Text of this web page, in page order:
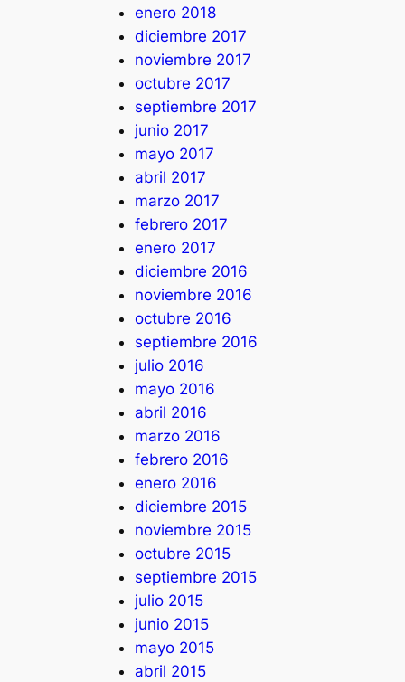
enero 2018
diciembre 2017
noviembre 2017
octubre 2017
septiembre 2017
junio 2017
mayo 2017
abril 2017
marzo 2017
febrero 2017
enero 2017
diciembre 2016
noviembre 2016
octubre 2016
septiembre 2016
julio 2016
mayo 2016
abril 2016
marzo 2016
febrero 2016
enero 2016
diciembre 2015
noviembre 2015
octubre 2015
septiembre 2015
julio 2015
junio 2015
mayo 2015
abril 2015